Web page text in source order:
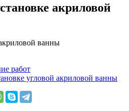
акриловой
ванны
работ
угловой акриловой ванны